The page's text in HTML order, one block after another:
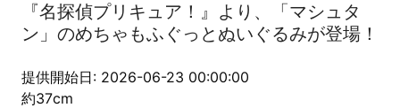
『名探偵プリキュア！』より、「マシュタ
ン」のめちゃもふぐっとぬいぐるみが登場！
提供開始日: 2026-06-23 00:00:00
約37cm